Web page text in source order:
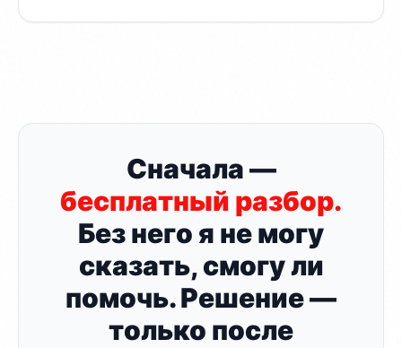
Сначала —
бесплатный разбор.
Без него я не могу
сказать, смогу ли
помочь. Решение —
только после